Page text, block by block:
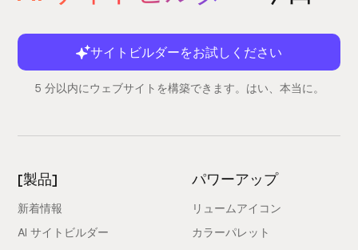
サイトビルダーをお試しください
5 分以内にウェブサイトを構築できます。はい、本当に。
[製品]
新着情報
AI サイトビルダー
パワーアップ
リュームアイコン
カラーパレット